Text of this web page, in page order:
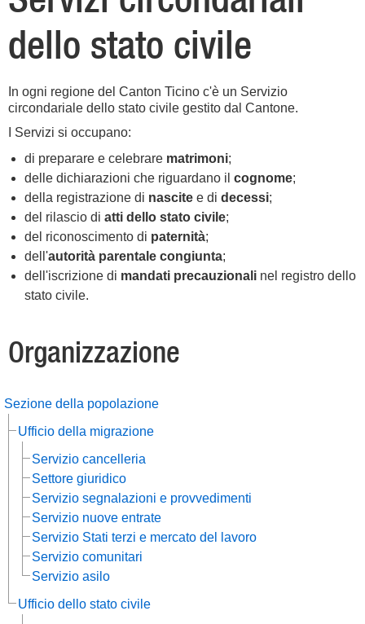
dello stato civile
In ogni regione del Canton Ticino c'è un Servizio
circondariale dello stato civile gestito dal Cantone.
I Servizi si occupano:
di preparare e celebrare matrimoni;
delle dichiarazioni che riguardano il cognome;
della registrazione di nascite e di decessi;
del rilascio di atti dello stato civile;
del riconoscimento di paternità;
dell'autorità parentale congiunta;
dell'iscrizione di mandati precauzionali nel registro dello
stato civile.
Organizzazione
Sezione della popolazione
Ufficio della migrazione
Servizio cancelleria
Settore giuridico
Servizio segnalazioni e provvedimenti
Servizio nuove entrate
Servizio Stati terzi e mercato del lavoro
Servizio comunitari
Servizio asilo
Ufficio dello stato civile